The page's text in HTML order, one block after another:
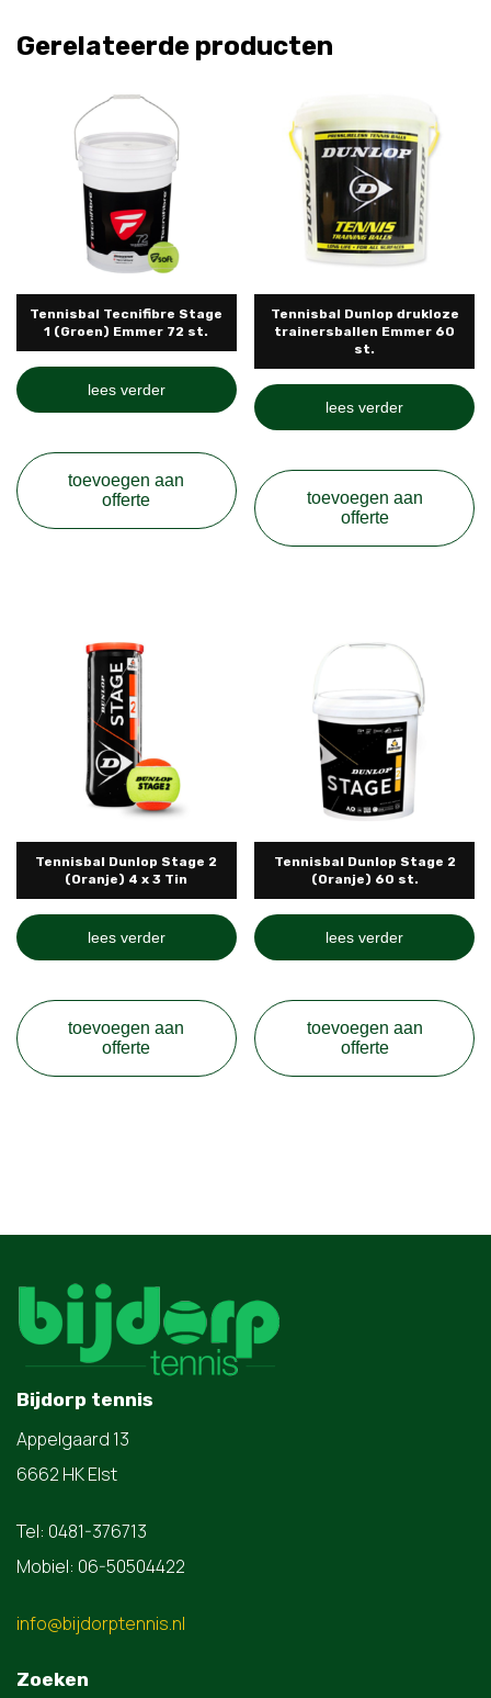
Gerelateerde producten
Tennisbal Tecnifibre Stage
1 (Groen) Emmer 72 st.
lees verder
toevoegen aan
offerte
Tennisbal Dunlop drukloze
trainersballen Emmer 60
st.
lees verder
toevoegen aan
offerte
Tennisbal Dunlop Stage 2
(Oranje) 4 x 3 Tin
lees verder
toevoegen aan
offerte
Tennisbal Dunlop Stage 2
(Oranje) 60 st.
lees verder
toevoegen aan
offerte
Bijdorp tennis
Appelgaard 13
6662 HK Elst
Tel: 0481-376713
Mobiel: 06-50504422
info@bijdorptennis.nl
Zoeken